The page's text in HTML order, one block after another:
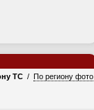
ТС / По региону фото